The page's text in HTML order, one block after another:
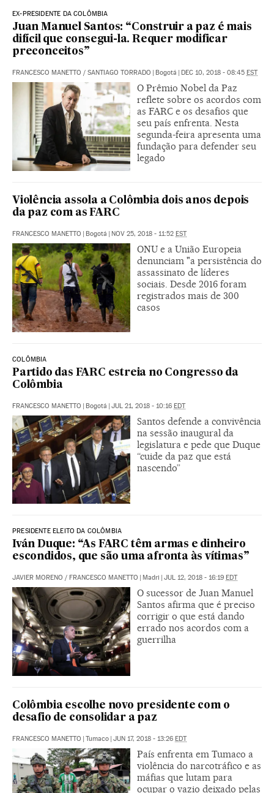
EX-PRESIDENTE DA COLÔMBIA
Juan Manuel Santos: “Construir a paz é mais
difícil que consegui-la. Requer modificar
preconceitos”
FRANCESCO MANETTO / SANTIAGO TORRADO | Bogotá | DEC 10, 2018 - 08:45 EST
O Prêmio Nobel da Paz
reflete sobre os acordos com
as FARC e os desafios que
seu país enfrenta. Nesta
segunda-feira apresenta uma
fundação para defender seu
legado
Violência assola a Colômbia dois anos depois
da paz com as FARC
FRANCESCO MANETTO | Bogotá | NOV 25, 2018 - 11:52 EST
ONU e a União Europeia
denunciam "a persistência do
assassinato de líderes
sociais. Desde 2016 foram
registrados mais de 300
casos
COLÔMBIA
Partido das FARC estreia no Congresso da
Colômbia
FRANCESCO MANETTO | Bogotá | JUL 21, 2018 - 10:16 EDT
Santos defende a convivência
na sessão inaugural da
legislatura e pede que Duque
“cuide da paz que está
nascendo”
PRESIDENTE ELEITO DA COLÔMBIA
Iván Duque: “As FARC têm armas e dinheiro
escondidos, que são uma afronta às vítimas”
JAVIER MORENO / FRANCESCO MANETTO Madri JUL 12, 2018 - 16:19 EDT
O sucessor de Juan Manuel
Santos afirma que é preciso
corrigir o que está dando
errado nos acordos com a
guerrilha
Colômbia escolhe novo presidente com o
desafio de consolidar a paz
FRANCESCO MANETTO Tumaco JUN 17, 2018 - 13:26 EDT
País enfrenta em Tumaco a
violência do narcotráfico e as
máfias que lutam para
ocupar o vazio deixado pelas